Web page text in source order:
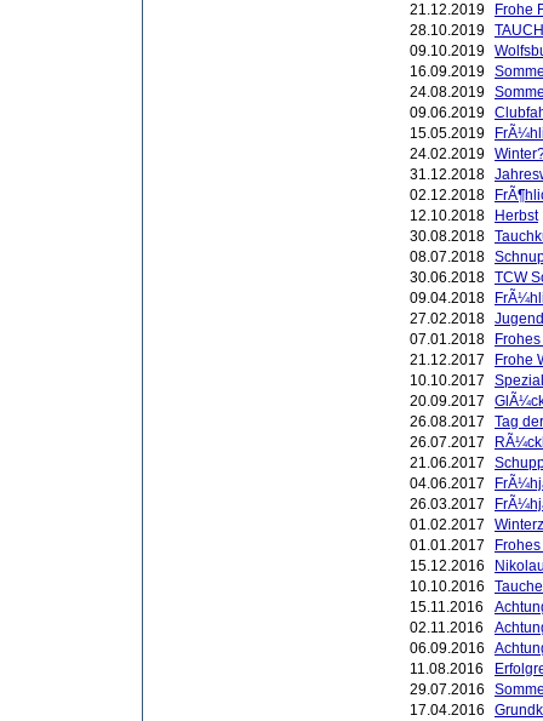
21.12.2019
Frohe
28.10.2019
09.10.2019
16.09.2019
24.08.2019
09.06.2019
15.05.2019
24.02.2019
31.12.2018
02.12.2018
12.10.2018
Herbst
30.08.2018
08.07.2018
30.06.2018 TCW
09.04.2018
27.02.2018
07.01.2018
21.12.2017
Frohe
10.10.2017
20.09.2017
26.08.2017
Tag
26.07.2017
21.06.2017
04.06.2017
26.03.2017
01.02.2017
01.01.2017
15.12.2016
10.10.2016
15.11.2016
02.11.2016
06.09.2016
11.08.2016
29.07.2016
17.04.2016